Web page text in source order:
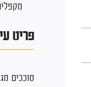
פריט
סוככים